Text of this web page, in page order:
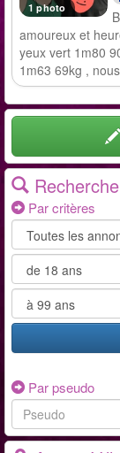
1 photo
amoureux et
yeux vert 1m80
1m63 69kg ,
Par critères
Par pseudo